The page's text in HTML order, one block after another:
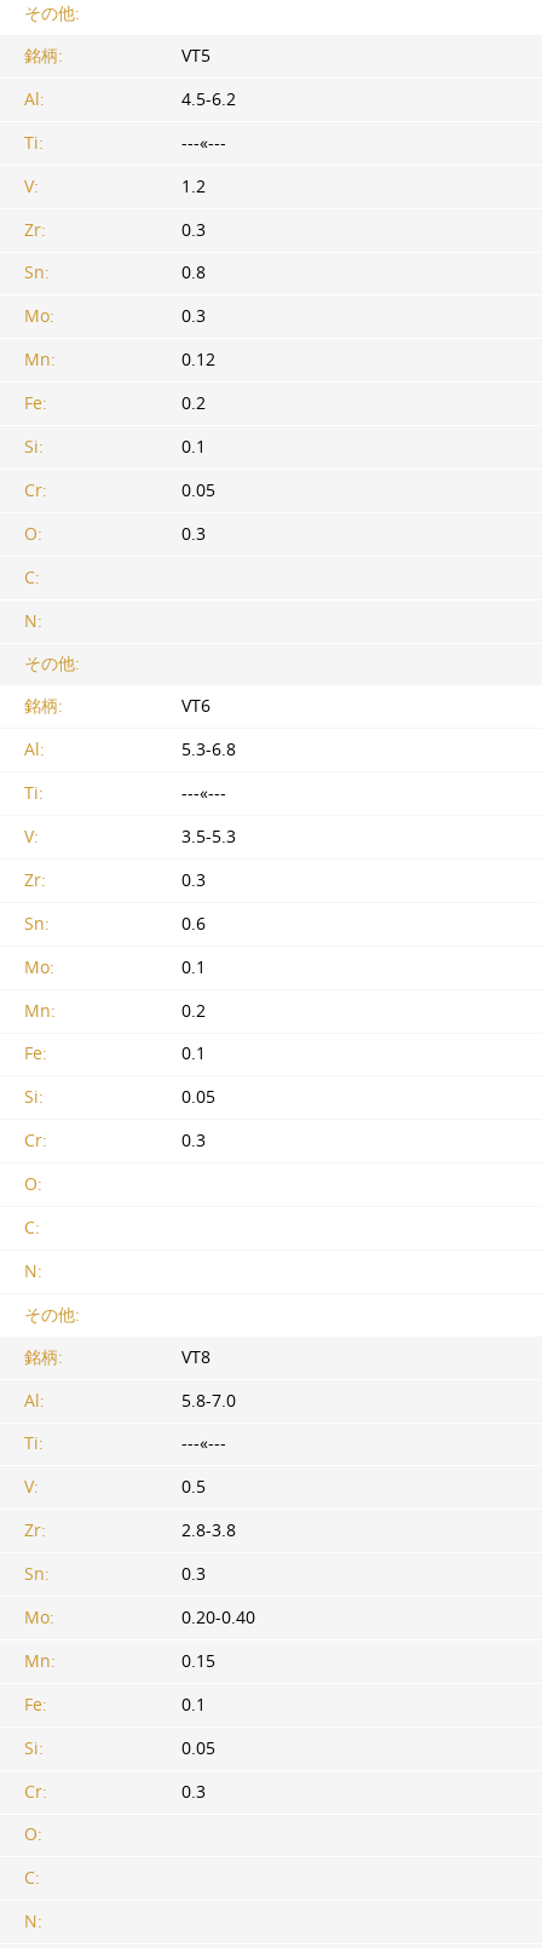
その他:
銘柄:
VT5
Al:
4.5-6.2
Ti:
---«---
V:
1.2
Zr:
0.3
Sn:
0.8
Mo:
0.3
Mn:
0.12
Fe:
0.2
Si:
0.1
Cr:
0.05
O:
0.3
C:
N:
その他:
銘柄:
VT6
Al:
5.3-6.8
Ti:
---«---
V:
3.5-5.3
Zr:
0.3
Sn:
0.6
Mo:
0.1
Mn:
0.2
Fe:
0.1
Si:
0.05
Cr:
0.3
O:
C:
N:
その他:
銘柄:
VT8
Al:
5.8-7.0
Ti:
---«---
V:
0.5
Zr:
2.8-3.8
Sn:
0.3
Mo:
0.20-0.40
Mn:
0.15
Fe:
0.1
Si:
0.05
Cr:
0.3
O:
C:
N: